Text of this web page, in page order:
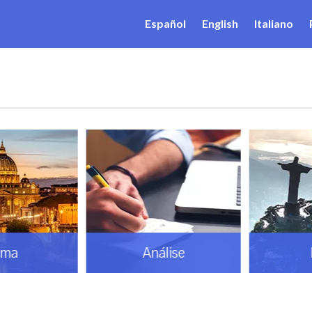
Español English Italiano
Análise